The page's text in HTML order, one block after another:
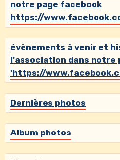
notre page facebook
https://
évènements à venir et
l'association dans notre
'https://
Dernières photos
Album photos